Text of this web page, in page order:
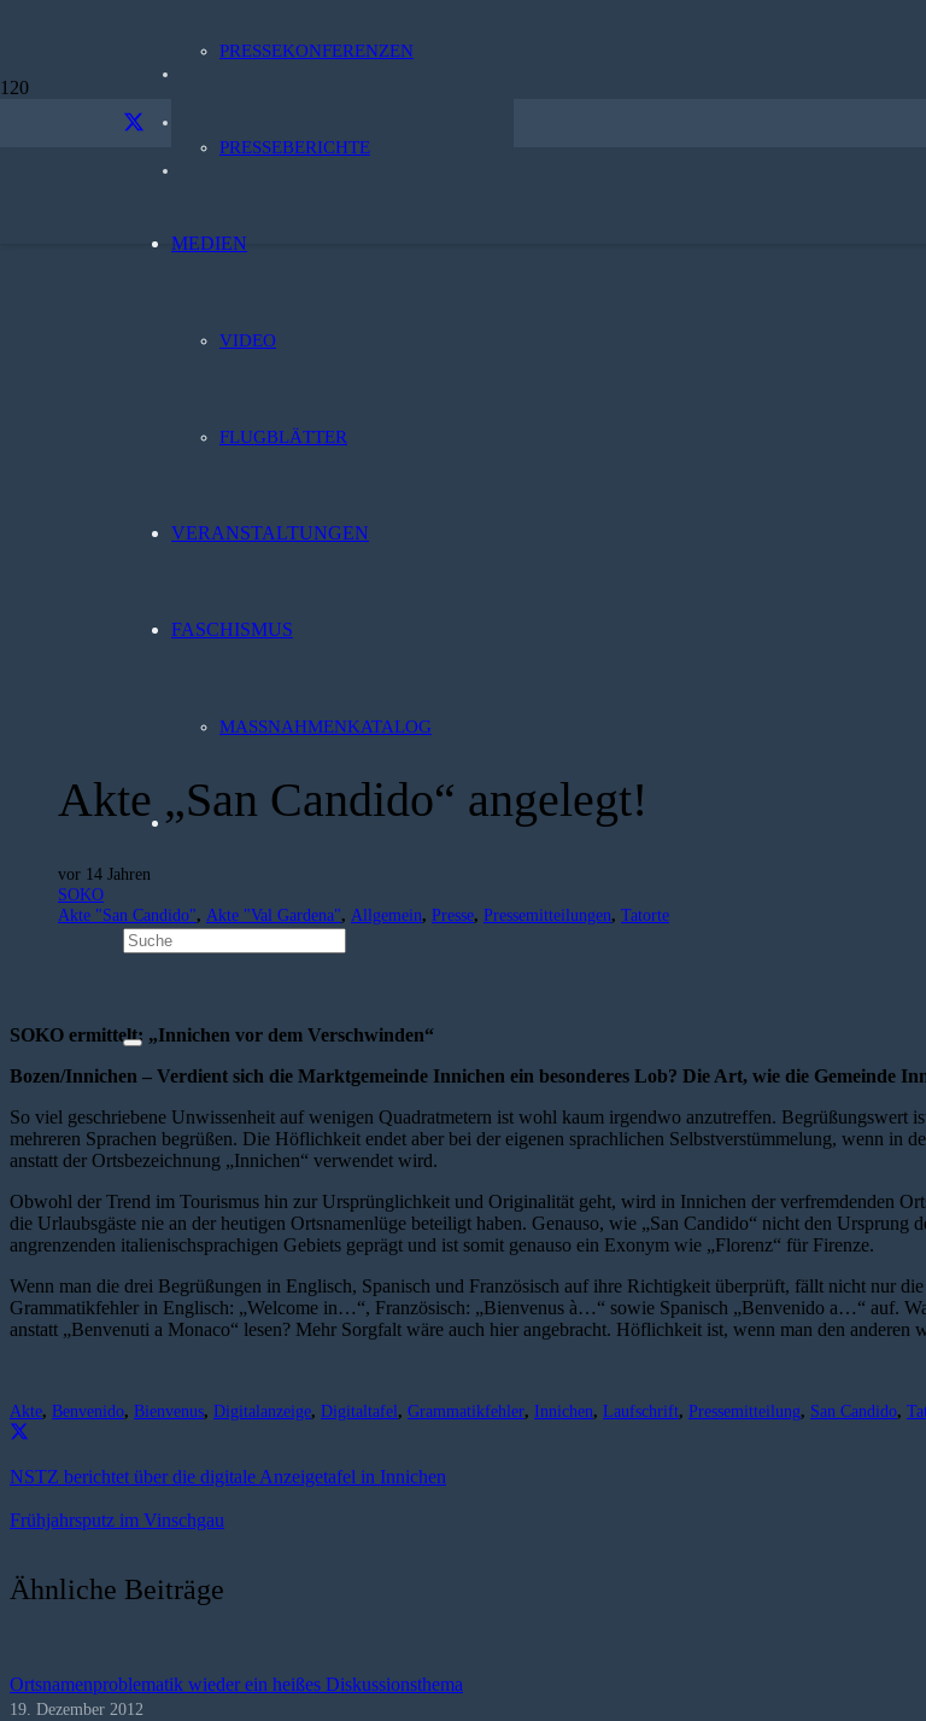
PRESSEKONFERENZEN
PRESSEBERICHTE
MEDIEN
VIDEO
FLUGBLÄTTER
VERANSTALTUNGEN
FASCHISMUS
MASSNAHMENKATALOG
Akte „San Candido“ angelegt!
vor 14 Jahren
SOKO
Akte "San Candido", Akte "Val Gardena", Allgemein, Presse, Pressemitteilungen, Tatorte
SOKO ermittelt: „Innichen vor dem Verschwinden“
Bozen/Innichen – Verdient sich die Marktgemeinde Innichen ein besonderes Lob? Die Art, wie die Gemeinde
So viel geschriebene Unwissenheit auf wenigen Quadratmetern ist wohl kaum irgendwo anzutreffen. Begrüßungswert
mehreren Sprachen begrüßen. Die Höflichkeit endet aber bei der eigenen sprachlichen Selbstverstümmelung, wenn in
anstatt der Ortsbezeichnung „Innichen“ verwendet wird.
Obwohl der Trend im Tourismus hin zur Ursprünglichkeit und Originalität geht, wird in Innichen der verfremdenden
die Urlaubsgäste nie an der heutigen Ortsnamenlüge beteiligt haben. Genauso, wie „San Candido“ nicht den
angrenzenden italienischsprachigen Gebiets geprägt und ist somit genauso ein Exonym wie „Florenz“ für Firenze.
Wenn man die drei Begrüßungen in Englisch, Spanisch und Französisch auf ihre Richtigkeit überprüft, fällt nicht nur
Grammatikfehler in Englisch: „Welcome in…“, Französisch: „Bienvenus à…“ sowie Spanisch „Benvenido a…“ auf.
anstatt „Benvenuti a Monaco“ lesen? Mehr Sorgfalt wäre auch hier angebracht. Höflichkeit ist, wenn man den anderen
Akte, Benvenido, Bienvenus, Digitalanzeige, Digitaltafel, Grammatikfehler, Innichen, Laufschrift, Pressemitteilung, San Candido,
NSTZ berichtet über die digitale Anzeigetafel in Innichen
Frühjahrsputz im Vinschgau
Ähnliche Beiträge
Ortsnamenproblematik wieder ein heißes Diskussionsthema
19. Dezember 2012